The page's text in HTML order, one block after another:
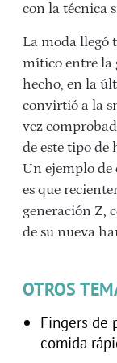
con la técnica
La moda llegó
mítico entre la
hecho, en la
convirtió a la
vez
de este tipo de
Un ejemplo de
es que
generación Z,
de su nueva
OTROS
Fingers de
comida